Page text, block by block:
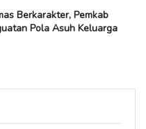
Berkarakter, Pemkab
Pola Asuh Keluarga